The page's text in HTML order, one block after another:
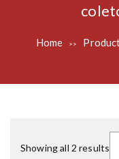
Home >>
Showing all 2 results